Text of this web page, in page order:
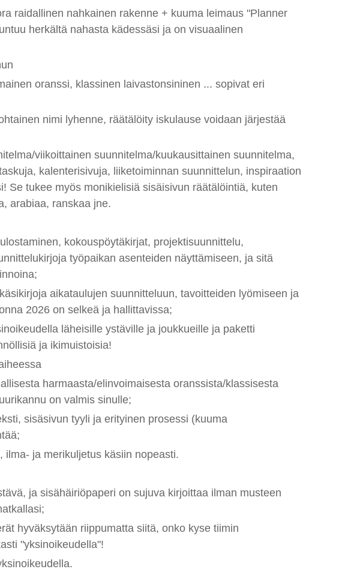
raidallinen nahkainen rakenne + kuuma leimaus "Planner
herkältä nahasta kädessäsi ja on visuaalinen
oranssi, klassinen laivastonsininen ... sopivat eri
nimi lyhenne, räätälöity iskulause voidaan järjestää
viikoittainen suunnitelma/kuukausittainen suunnitelma,
kalenterisivuja, liiketoiminnan suunnittelun, inspiraation
Se tukee myös monikielisiä sisäisivun räätälöintiä, kuten
arabiaa, ranskaa jne.
kokouspöytäkirjat, projektisuunnittelu,
työpaikan asenteiden näyttämiseen, ja sitä
aikataulujen suunnitteluun, tavoitteiden lyömiseen ja
2026 on selkeä ja hallittavissa;
läheisille ystäville ja joukkueille ja paketti
ja ikimuistoisia!
harmaasta/elinvoimaisesta oranssista/klassisesta
on valmis sinulle;
sisäsivun tyyli ja erityinen prosessi (kuuma
ja merikuljetus käsiin nopeasti.
ja sisähäiriöpaperi on sujuva kirjoittaa ilman musteen
hyväksytään riippumatta siitä, onko kyse tiimin
"yksinoikeudella"!